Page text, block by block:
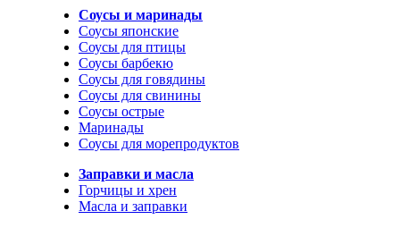
Соусы и маринады
Соусы японские
Соусы для птицы
Соусы барбекю
Соусы для говядины
Соусы для свинины
Соусы острые
Маринады
Соусы для морепродуктов
Заправки и масла
Горчицы и хрен
Масла и заправки